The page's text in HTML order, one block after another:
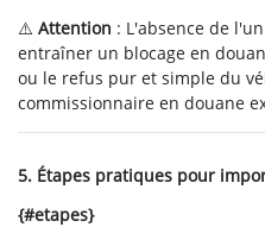
⚠️ Attention : L'absence de
entraîner un blocage en
ou le refus pur et simple du
commissionnaire en douane
5. Étapes pratiques pour
{#etapes}